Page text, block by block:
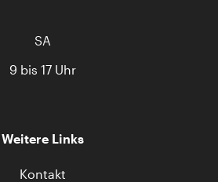
SA
9 bis 17 Uhr
Weitere Links
Kontakt